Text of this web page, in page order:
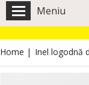
Meniu
Home | Inel logodnă